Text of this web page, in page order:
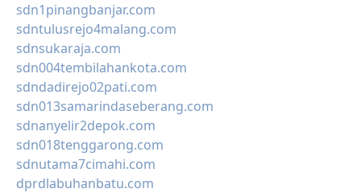
sdn1pinangbanjar.com
sdntulusrejo4malang.com
sdnsukaraja.com
sdn004tembilahankota.com
sdndadirejo02pati.com
sdn013samarindaseberang.com
sdnanyelir2depok.com
sdn018tenggarong.com
sdnutama7cimahi.com
dprdlabuhanbatu.com